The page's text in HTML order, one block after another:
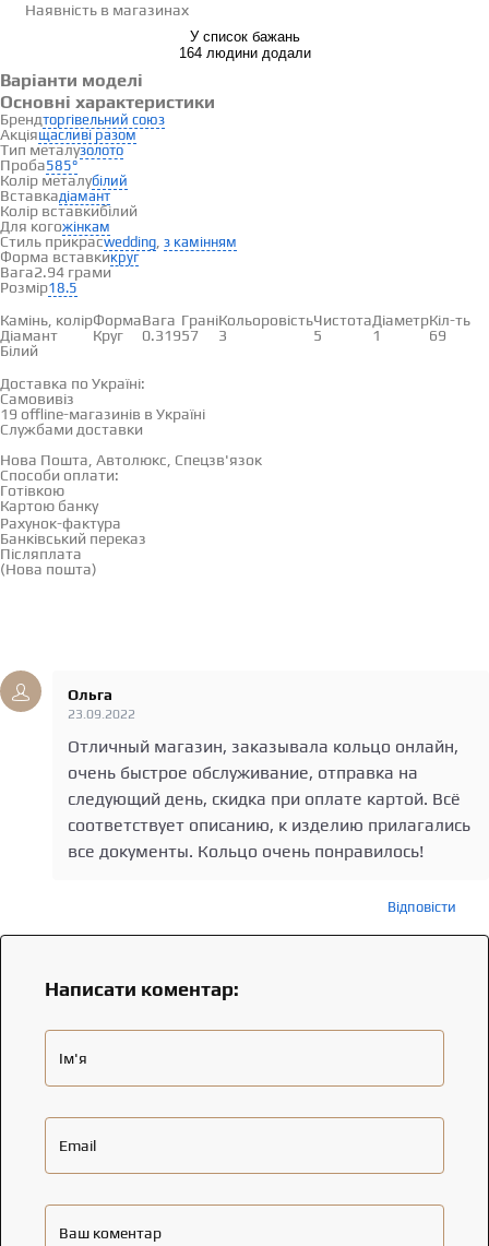
Наявність в магазинах
У список бажань
164 людини додали
Варіанти моделі
Основні характеристики
Брендторгівельний союз
Акціящасливі разом
Тип металузолото
Проба585°
Колір металубілий
Вставкадіамант
Колір вставкибілий
Для когожінкам
Стиль прикрасwedding з камінням
Форма вставкикруг
Вага2.94 грами
Розмір18.5
Вставки
Камінь, колірФормаВага ГраніКольоровістьЧистотаДіаметрКіл-ть
Діамант
Білий
Круг 0.31957 3 5 1 69
Доставка по Україні:
Самовивіз
19 offline-магазинів в Україні
Службами доставки
Нова Пошта, Автолюкс, Спецзв'язок
Способи оплати:
Готівкою
Картою банку
Рахунок-фактура
Банківський переказ
Післяплата
(Нова пошта)
Ольга
23.09.2022
Отличный магазин, заказывала кольцо онлайн,
очень быстрое обслуживание, отправка на
следующий день, скидка при оплате картой. Всё
соответствует описанию, к изделию прилагались
все документы. Кольцо очень понравилось!
Відповісти
Написати коментар:
Ім'я
Email
Ваш коментар